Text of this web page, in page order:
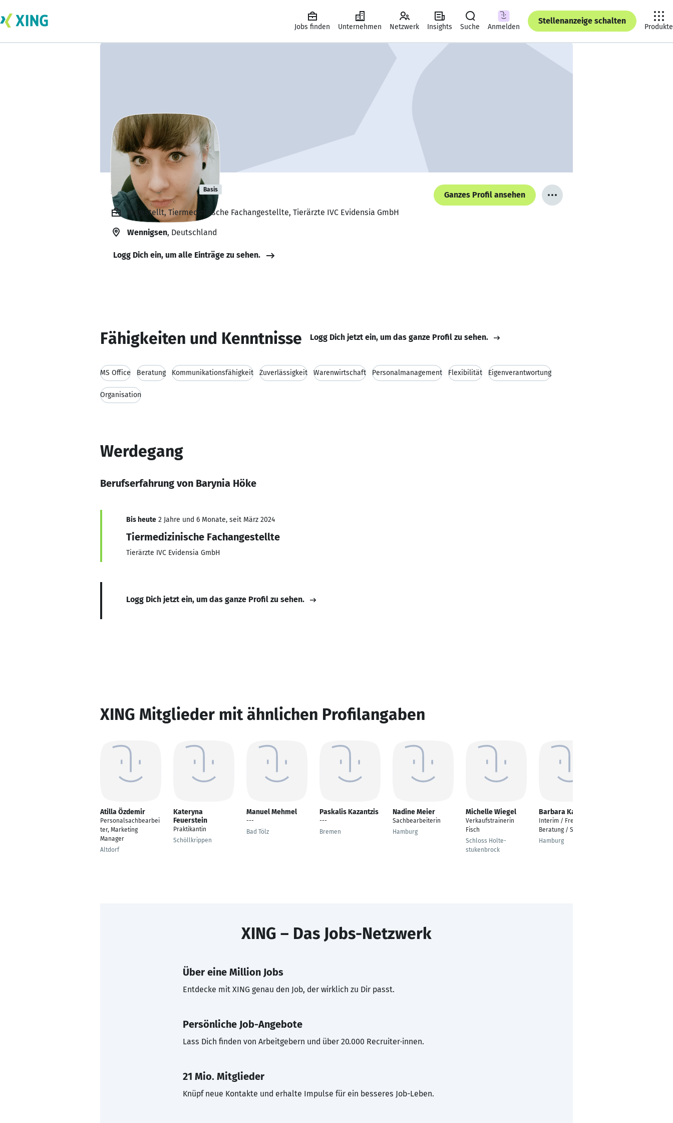
Jobs finden Unternehmen Netzwerk Insights Suche Anmelden
Stellenanzeige schalten
Produkte
Barynia Höke Basis
Ganzes Profil ansehen
Angestellt, Tiermedizinische Fachangestellte, Tierärzte IVC Evidensia GmbH
Wennigsen, Deutschland
Logg Dich ein, um alle Einträge zu sehen.
Fähigkeiten und Kenntnisse Logg Dich jetzt ein, um das ganze Profil zu sehen.
MS Office Beratung Kommunikationsfähigkeit Zuverlässigkeit Warenwirtschaft Personalmanagement Flexibilität Eigenverantwortung
Organisation
Werdegang
Berufserfahrung von Barynia Höke
Bis heute 2 Jahre und 6 Monate, seit März 2024
Tiermedizinische Fachangestellte
Tierärzte IVC Evidensia GmbH
Logg Dich jetzt ein, um das ganze Profil zu sehen.
XING Mitglieder mit ähnlichen Profilangaben
Atilla Özdemir
Personalsachbearbei
ter, Marketing
Manager
Altdorf
Kateryna
Feuerstein
Praktikantin
Schöllkrippen
Manuel Mehmel
---
Bad Tölz
Paskalis Kazantzis
---
Bremen
Nadine Meier
Sachbearbeiterin
Hamburg
Michelle Wiegel
Verkaufstrainerin
Fisch
Schloss Holte-
stukenbrock
Barbara Karstens
Interim / Freelance /
Beratung / Sourcing
Hamburg
XING – Das Jobs-Netzwerk
Über eine Million Jobs
Entdecke mit XING genau den Job, der wirklich zu Dir passt.
Persönliche Job-Angebote
Lass Dich finden von Arbeitgebern und über 20.000 Recruiter·innen.
21 Mio. Mitglieder
Knüpf neue Kontakte und erhalte Impulse für ein besseres Job-Leben.